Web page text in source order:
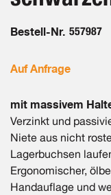
Bestell-Nr. 557987
Auf Anfrage
mit massivem
Verzinkt und
Niete aus nicht
Lagerbuchsen
Ergonomischer,
Handauflage und